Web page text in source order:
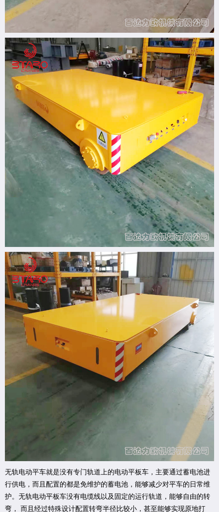
无轨电动平车就是没有专门轨道上的电动平板车，主要通过蓄电池进
行供电，而且配置的都是免维护的蓄电池，能够减少对平车的日常维
护。无轨电动平板车没有电缆线以及固定的运行轨道，能够自由的转
弯， 而且经过特殊设计配置转弯半径比较小，甚至能够实现原地打